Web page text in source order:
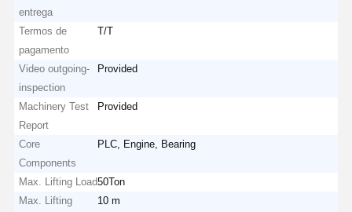
entrega
Termos de
pagamento
T/T
Video outgoing-
inspection
Provided
Machinery Test
Report
Provided
Core
Components
PLC, Engine, Bearing
Max. Lifting Load50Ton
Max. Lifting
10 m